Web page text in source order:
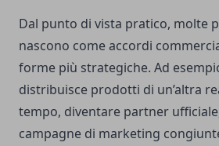
Dal punto di vista pratico, molte
nascono come accordi
forme più strategiche. Ad
distribuisce prodotti di un’altra
tempo, diventare partner
campagne di marketing